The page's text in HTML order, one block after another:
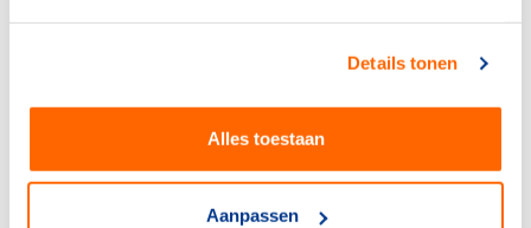
Details tonen
Alles toestaan
Aanpassen
Belangrijke Europese sport-
Internationaal
Anneke van Zanen-Nieberg